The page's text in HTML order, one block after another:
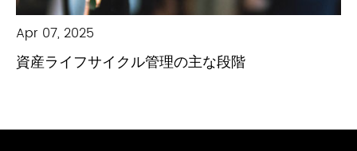
Apr 07, 2025
資産ライフサイクル管理の主な段階